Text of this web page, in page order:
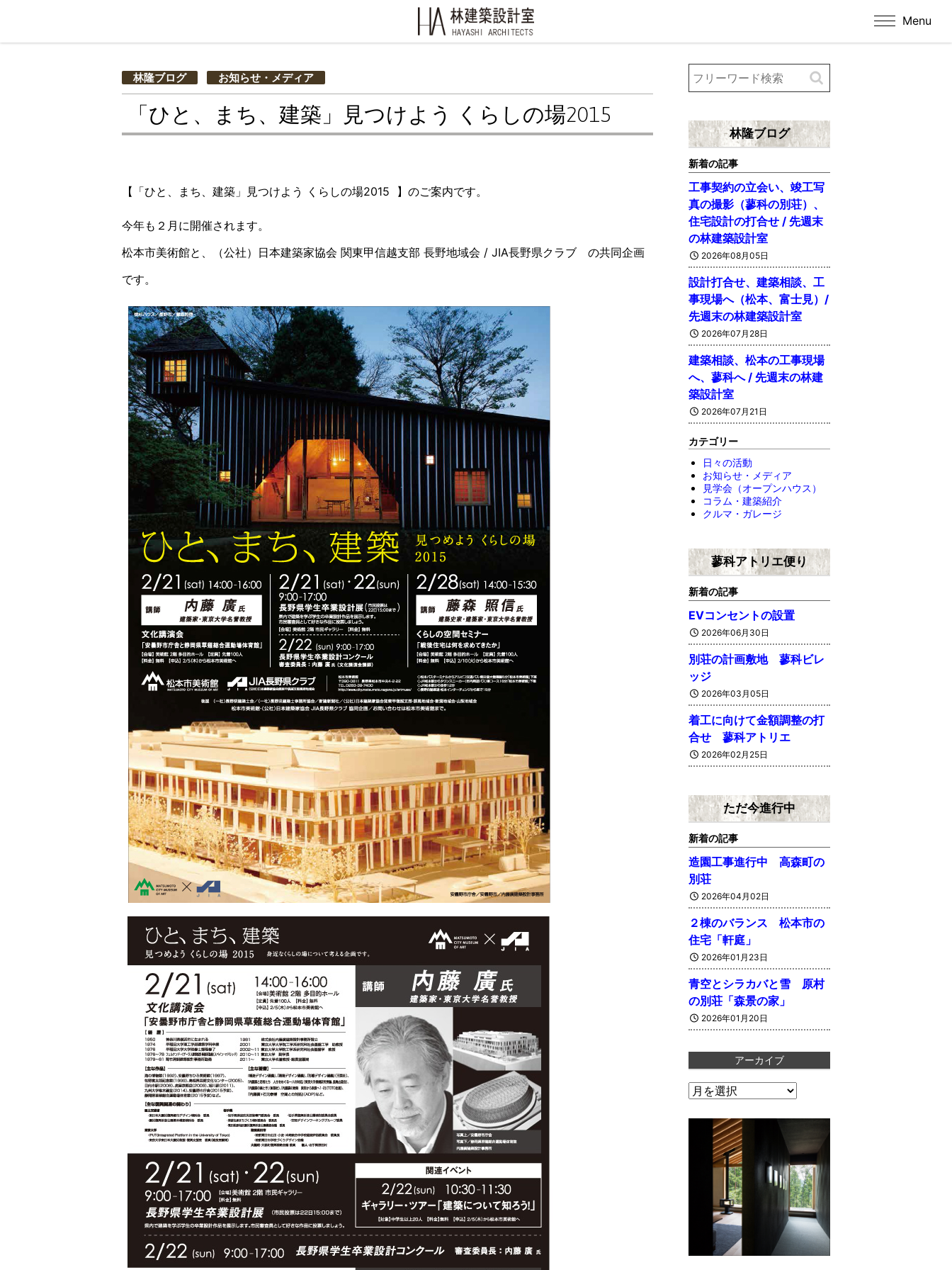
Menu
林隆ブログ お知らせ・メディア
「ひと、まち、建築」見つけよう くらしの場2015
【「ひと、まち、建築」見つけよう くらしの場2015 】のご案内です。
今年も２月に開催されます。
松本市美術館と、（公社）日本建築家協会 関東甲信越支部 長野地域会 / JIA長野県クラブ の共同企画
です。
林隆ブログ
新着の記事
工事契約の立会い、竣工写
真の撮影（蓼科の別荘）、
住宅設計の打合せ / 先週末
の林建築設計室
2026年08月05日
設計打合せ、建築相談、工
事現場へ（松本、富士見）/
先週末の林建築設計室
2026年07月28日
建築相談、松本の工事現場
へ、蓼科へ / 先週末の林建
築設計室
2026年07月21日
カテゴリー
日々の活動
お知らせ・メディア
見学会（オープンハウス）
コラム・建築紹介
クルマ・ガレージ
蓼科アトリエ便り
新着の記事
EVコンセントの設置
2026年06月30日
別荘の計画敷地 蓼科ビレ
ッジ
2026年03月05日
着工に向けて金額調整の打
合せ 蓼科アトリエ
2026年02月25日
ただ今進行中
新着の記事
造園工事進行中 高森町の
別荘
2026年04月02日
２棟のバランス 松本市の
住宅「軒庭」
2026年01月23日
青空とシラカバと雪 原村
の別荘「森景の家」
2026年01月20日
アーカイブ
ア
ー